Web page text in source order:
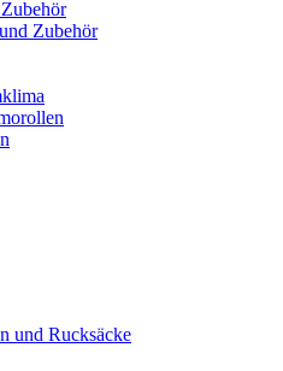
Zubehör
und Rucksäcke